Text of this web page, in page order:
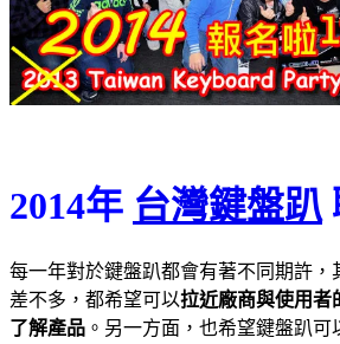
2014年 台灣鍵盤趴
每一年對於鍵盤趴都會有著不同期許，
差不多，都希望可以拉近廠商與使用者
了解產品 。另一方面，也希望鍵盤趴可